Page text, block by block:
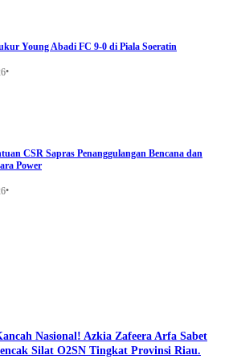
Young Abadi FC 9-0 di Piala Soeratin
•
CSR Sapras Penanggulangan Bencana dan
Power
•
Nasional! Azkia Zafeera Arfa Sabet
Silat O2SN Tingkat Provinsi Riau.